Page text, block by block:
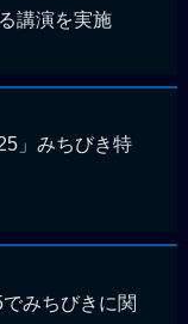
講演を実施
」みちびき特
みちびきに関